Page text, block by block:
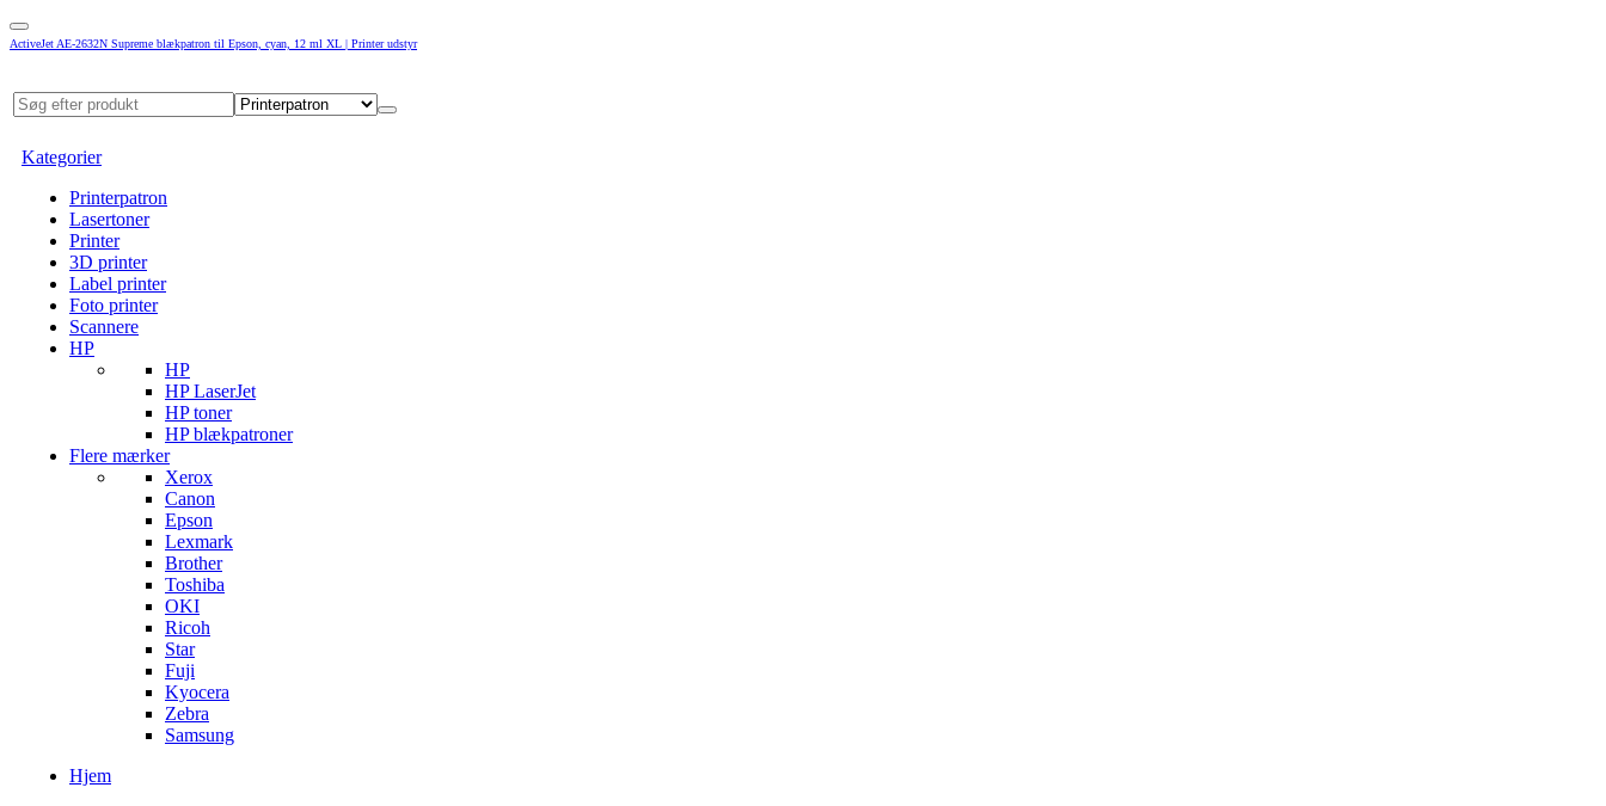
ActiveJet AE-2632N Supreme blækpatron til Epson, cyan, 12 ml XL | Printer udstyr
Kategorier
Printerpatron
Lasertoner
Printer
3D printer
Label printer
Foto printer
Scannere
HP
HP
HP LaserJet
HP toner
HP blækpatroner
Flere mærker
Xerox
Canon
Epson
Lexmark
Brother
Toshiba
OKI
Ricoh
Star
Fuji
Kyocera
Zebra
Samsung
Hjem